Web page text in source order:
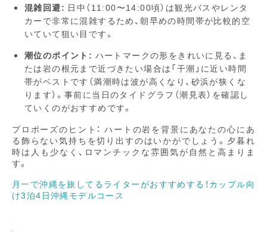
混雑回避: 日中（11:00〜14:00頃）は観光バスやレンタ
カーで非常に混雑するため、朝早めの時間帯が比較的空
いていて狙い目です。
潮位のポイント: ハートマークの形をきれいに見る、ま
たは岩の根元まで近づきたい場合は「干潮」に近い時間
帯がベストです（満潮時は波が高くなり、砂浜が狭くな
ります）。事前に当日のタイドグラフ（潮見表）を確認し
ていくのがおすすめです。
プロポーズのヒント： ハートの岩を背景にあなたの心にあ
る飾らない気持ちを切り出すのはいかがでしょう。夕暮れ
時は人も少なく、ロマンチックな雰囲気が自然と高まりま
す。
月一で沖縄を旅してるライターがおすすめする！カップル向
け3泊4日沖縄モデルコース